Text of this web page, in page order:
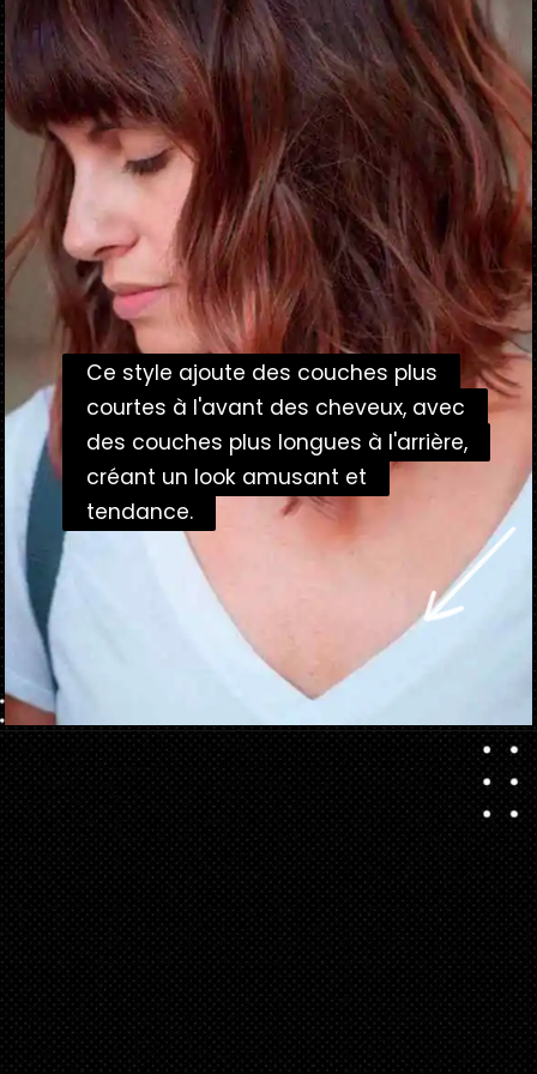
Ce style ajoute des couches plus
courtes à l'avant des cheveux, avec
des couches plus longues à l'arrière,
créant un look amusant et
tendance.
Ce style ajoute des couches plus
courtes à l'avant des cheveux, avec
des couches plus longues à l'arrière,
créant un look amusant et
tendance.
Ouverture